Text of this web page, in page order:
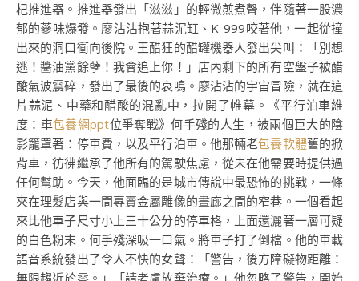
杞推進器。推進器發出「滋滋」的輕微煎煮聲，伴隨著一股濃
郁的蔘味爆發。廖沾沾抱著蒜泥缸、K-999咬著他，一起從撞
出來的洞口衝向後院。王醋狂的醋罐機器人發出尖叫：「別想
逃！醬油黨餘孽！我會追上你！」店內剩下的所有空盤子被醋
酸氣波震碎，發出了最後的哀鳴。廖沾沾的宇宙冒險，就在這
片蒜泥、中藥和醋酸的混亂中，拉開了帷幕。《平行泊車維
度：車包養網ppt位爭奪戰》何手殘的人生，被兩個巨大的陰
影籠罩著：停車費，以及平行泊車。他那輛老包養軟體舊的掀
背車，彷彿繼承了他所有的駕駛焦慮，從未在他需要時提供過
任何幫助。今天，他面臨的是城市傳說中最恐怖的挑戰，一條
夾在理髮店與一間專賣金屬雕像的畫廊之間的窄巷。一個看起
來比他車子尺寸小上三十公分的停車格，上面還灑著一層可疑
的白色粉末。何手殘深吸一口氣。將車子打了倒檔。他的車載
語音系統發出了令人不快的女聲：「警告，後方障礙物距離：
無限趨近於零。」「請考慮放棄治療。」他忽略了警告，開始